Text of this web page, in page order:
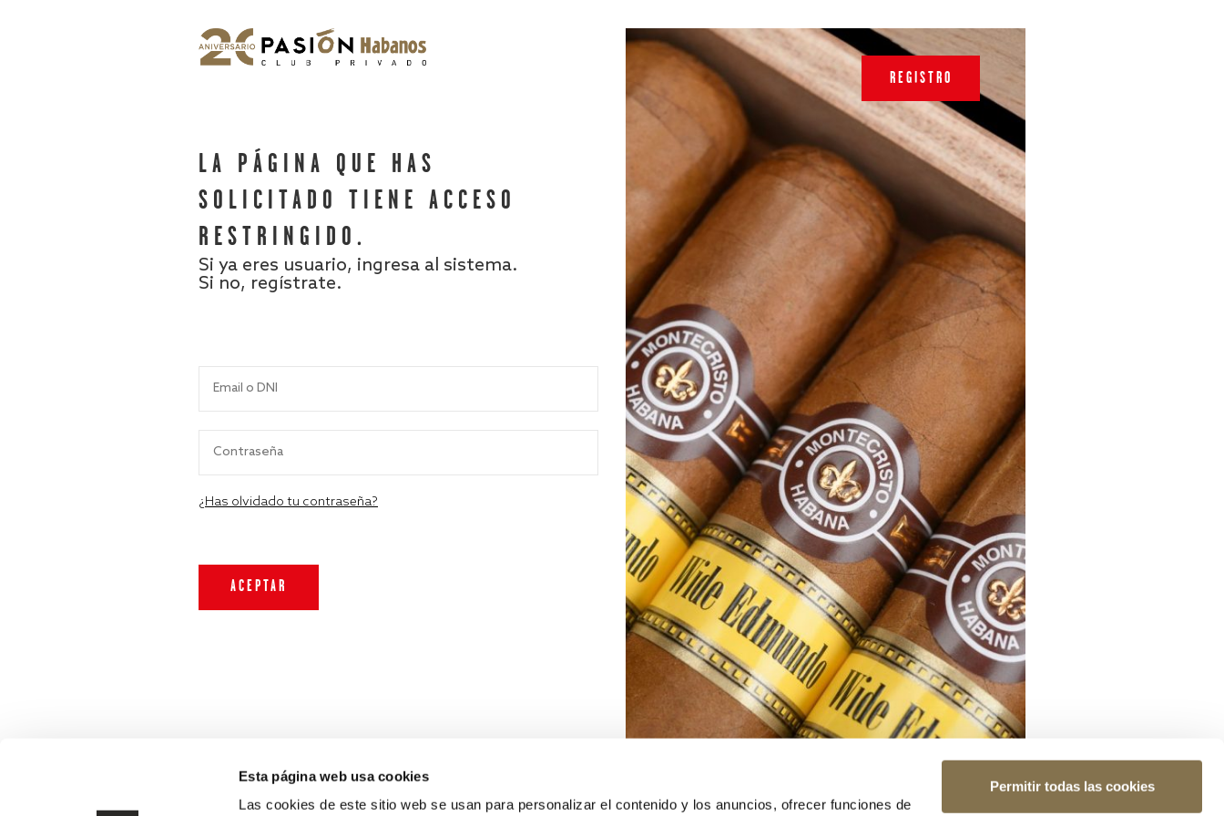
Esta página web usa cookies
Las cookies de este sitio web se usan para personalizar el contenido y los anuncios, ofrecer funciones de
Permitir todas las cookies
LA PÁGINA QUE HAS
SOLICITADO TIENE ACCESO
RESTRINGIDO.
Si ya eres usuario, ingresa al sistema.
Si no, regístrate.
¿Has olvidado tu contraseña?
REGISTRO